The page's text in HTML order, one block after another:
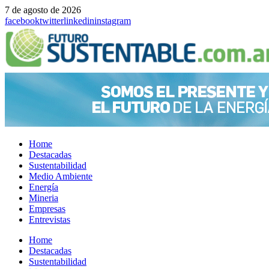
7 de agosto de 2026
facebooktwitterlinkedininstagram
Home
Destacadas
Sustentabilidad
Medio Ambiente
Energía
Mineria
Empresas
Entrevistas
Menu
Home
Destacadas
Sustentabilidad